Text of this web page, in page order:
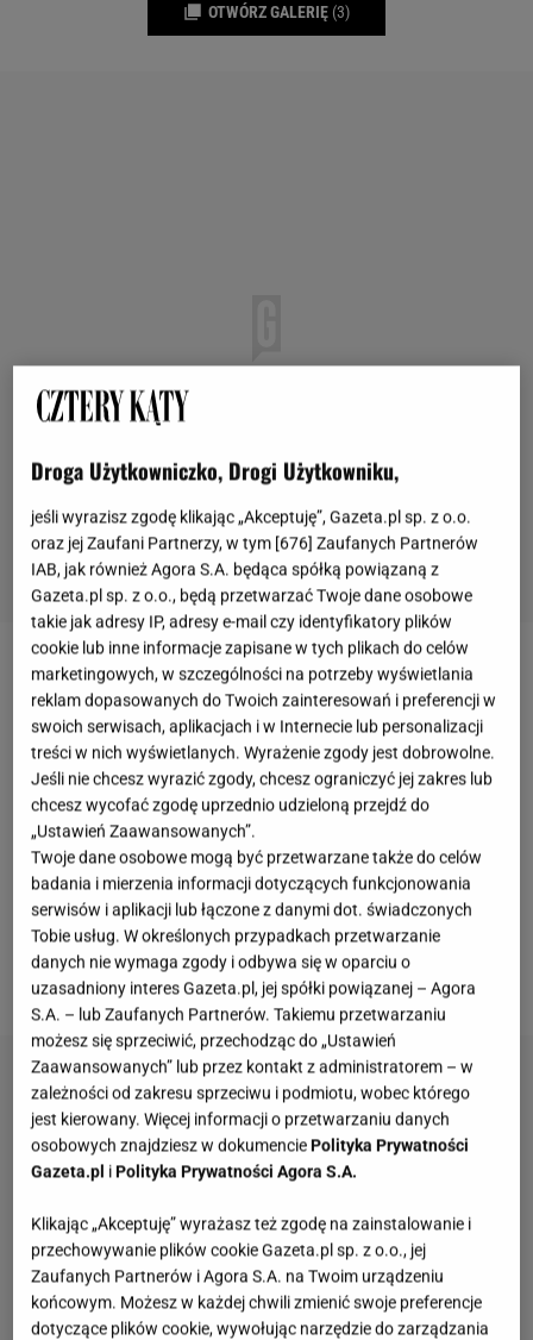
OTWÓRZ GALERIĘ (3)
Najpiękniejsze pościele dostępne w Sinsay!
Piękne, mięciutkie i w dobrych cenach
Miękka i przyjemna w dotyku pościel to podstawa
dobrego wypoczynku. Kiedy dodatkowo jest ona
także estetyczna i posiada na sobie ciekawy nadruk,
może także stanowić element dekoracyjny całej
naszej sypialni. Gdzie kupić stylową i niedrogą
pościel? Wiele propozycji znaleźć można na stronie
sklepu Sinsay w zakładce "Dom".
Droga Użytkowniczko, Drogi Użytkowniku,
jeśli wyrazisz zgodę klikając „Akceptuję”, Gazeta.pl sp. z o.o.
oraz jej Zaufani Partnerzy, w tym [676] Zaufanych Partnerów
IAB, jak również Agora S.A. będąca spółką powiązaną z
Gazeta.pl sp. z o.o., będą przetwarzać Twoje dane osobowe
takie jak adresy IP, adresy e-mail czy identyfikatory plików
cookie lub inne informacje zapisane w tych plikach do celów
marketingowych, w szczególności na potrzeby wyświetlania
reklam dopasowanych do Twoich zainteresowań i preferencji w
swoich serwisach, aplikacjach i w Internecie lub personalizacji
treści w nich wyświetlanych. Wyrażenie zgody jest dobrowolne.
Jeśli nie chcesz wyrazić zgody, chcesz ograniczyć jej zakres lub
chcesz wycofać zgodę uprzednio udzieloną przejdź do
„Ustawień Zaawansowanych”.
Twoje dane osobowe mogą być przetwarzane także do celów
badania i mierzenia informacji dotyczących funkcjonowania
serwisów i aplikacji lub łączone z danymi dot. świadczonych
Tobie usług. W określonych przypadkach przetwarzanie
danych nie wymaga zgody i odbywa się w oparciu o
uzasadniony interes Gazeta.pl, jej spółki powiązanej – Agora
S.A. – lub Zaufanych Partnerów. Takiemu przetwarzaniu
możesz się sprzeciwić, przechodząc do „Ustawień
Zaawansowanych” lub przez kontakt z administratorem – w
zależności od zakresu sprzeciwu i podmiotu, wobec którego
jest kierowany. Więcej informacji o przetwarzaniu danych
osobowych znajdziesz w dokumencie Polityka Prywatności
Gazeta.pl i Polityka Prywatności Agora S.A.
Klikając „Akceptuję” wyrażasz też zgodę na zainstalowanie i
przechowywanie plików cookie Gazeta.pl sp. z o.o., jej
Zaufanych Partnerów i Agora S.A. na Twoim urządzeniu
końcowym. Możesz w każdej chwili zmienić swoje preferencje
dotyczące plików cookie, wywołując narzędzie do zarządzania